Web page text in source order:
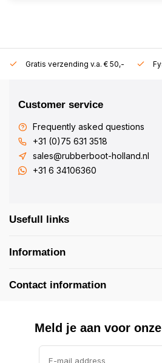
Gratis verzending v.a. € 50,-
Customer service
Frequently asked questions
+31 (0)75 631 3518
sales@rubberboot-holland.nl
+31 6 34106360
Usefull links
Information
Contact information
Meld je aan voor